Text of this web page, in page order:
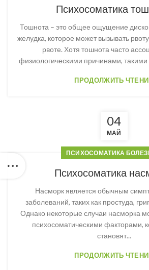
Психосоматика
Тошнота – это общее ощущение
желудка, которое может вызывать
рвоте. Хотя тошнота часто
физиологическими причинами, такими
ПРОДОЛЖИТЬ
04
МАЙ
ПСИХОСОМАТИКА
Психосоматика
Насморк является обычным
заболеваний, таких как простуда,
Однако некоторые случаи насморка
психосоматическими факторами,
становят...
ПРОДОЛЖИТЬ